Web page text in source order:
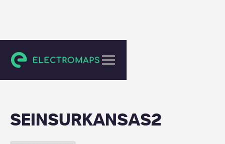
Sevilla
SEINSURKANSAS2